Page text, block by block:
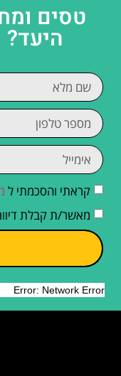
טסים
קראתי והסכמתי ל
מאשר/ת קבלת